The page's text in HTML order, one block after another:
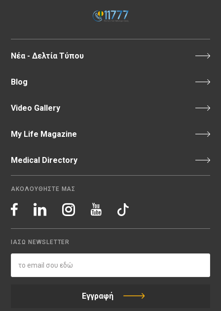
Νέα - Δελτία Τύπου
Blog
Video Gallery
My Life Magazine
Medical Directory
ΑΚΟΛΟΥΘΗΣΤΕ ΜΑΣ
ΙΑΣΩ NEWSLETTER
Εγγραφή